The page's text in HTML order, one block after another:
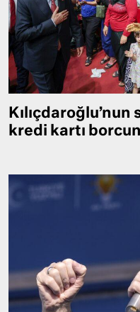
kredi kartı